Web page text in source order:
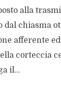
alla
dal chiasma
afferente
corteccia
il...